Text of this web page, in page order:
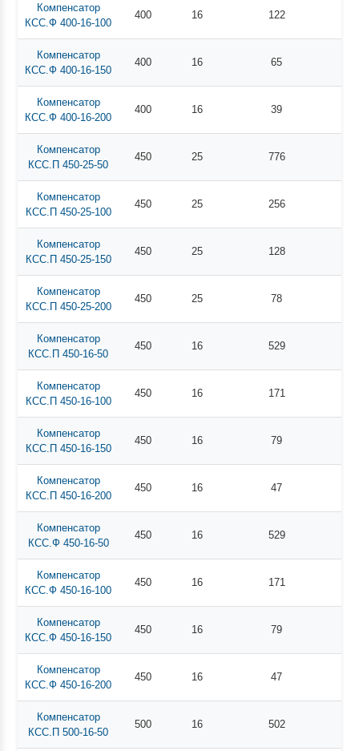
Компенсатор
КСС.Ф 400-16-100
400 16 122
Компенсатор
КСС.Ф 400-16-150
400 16 65
Компенсатор
КСС.Ф 400-16-200
400 16 39
Компенсатор
КСС.П 450-25-50
450 25 776
Компенсатор
КСС.П 450-25-100
450 25 256
Компенсатор
КСС.П 450-25-150
450 25 128
Компенсатор
КСС.П 450-25-200
450 25 78
Компенсатор
КСС.П 450-16-50
450 16 529
Компенсатор
КСС.П 450-16-100
450 16 171
Компенсатор
КСС.П 450-16-150
450 16 79
Компенсатор
КСС.П 450-16-200
450 16 47
Компенсатор
КСС.Ф 450-16-50
450 16 529
Компенсатор
КСС.Ф 450-16-100
450 16 171
Компенсатор
КСС.Ф 450-16-150
450 16 79
Компенсатор
КСС.Ф 450-16-200
450 16 47
Компенсатор
КСС.П 500-16-50
500 16 502